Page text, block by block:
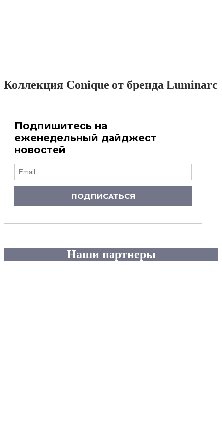
Коллекция Conique от бренда Luminarc
Подпишитесь на
еженедельный дайджест
новостей
ПОДПИСАТЬСЯ
Наши партнеры